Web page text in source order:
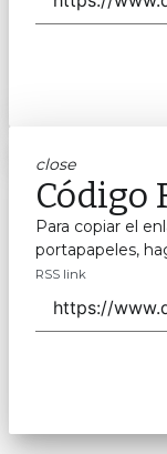
close
Código
Para copiar el
portapapeles,
RSS link